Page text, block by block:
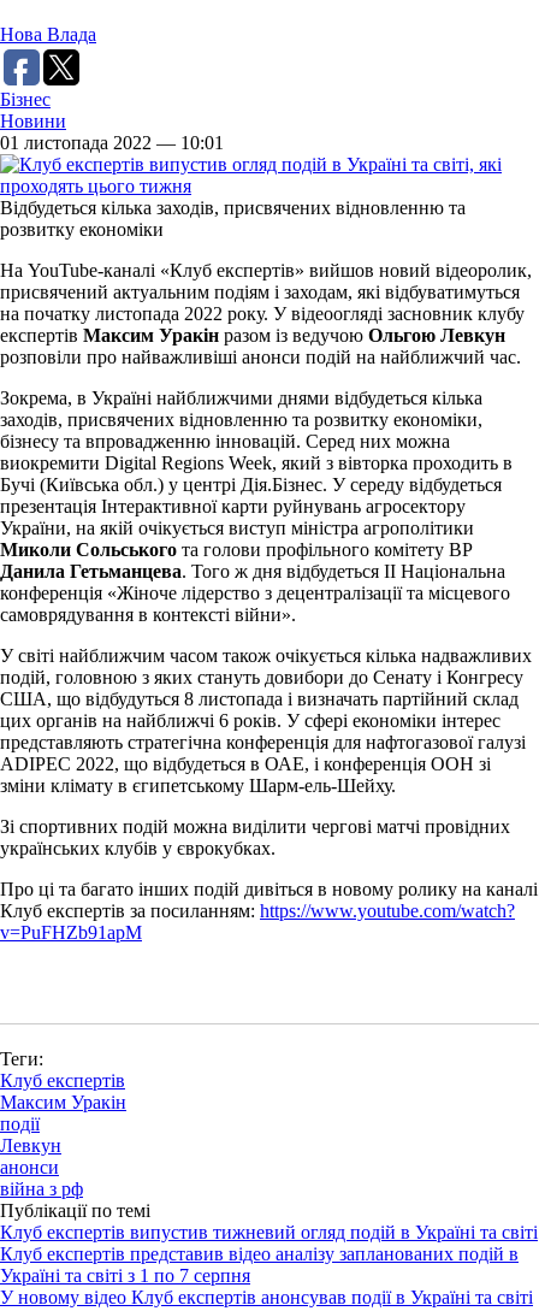
Нова Влада
Бізнес
Новини
01 листопада 2022 — 10:01
Відбудеться кілька заходів, присвячених відновленню та
розвитку економіки
На YouTube-каналі «Клуб експертів» вийшов новий відеоролик,
присвячений актуальним подіям і заходам, які відбуватимуться
на початку листопада 2022 року. У відеоогляді засновник клубу
експертів Максим Уракін разом із ведучою Ольгою Левкун
розповіли про найважливіші анонси подій на найближчий час.
Зокрема, в Україні найближчими днями відбудеться кілька
заходів, присвячених відновленню та розвитку економіки,
бізнесу та впровадженню інновацій. Серед них можна
виокремити Digital Regions Week, який з вівторка проходить в
Бучі (Київська обл.) у центрі Дія.Бізнес. У середу відбудеться
презентація Інтерактивної карти руйнувань агросектору
України, на якій очікується виступ міністра агрополітики
Миколи Сольського та голови профільного комітету ВР
Данила Гетьманцева. Того ж дня відбудеться II Національна
конференція «Жіноче лідерство з децентралізації та місцевого
самоврядування в контексті війни».
У світі найближчим часом також очікується кілька надважливих
подій, головною з яких стануть довибори до Сенату і Конгресу
США, що відбудуться 8 листопада і визначать партійний склад
цих органів на найближчі 6 років. У сфері економіки інтерес
представляють стратегічна конференція для нафтогазової галузі
ADIPEC 2022, що відбудеться в ОАЕ, і конференція ООН зі
зміни клімату в єгипетському Шарм-ель-Шейху.
Зі спортивних подій можна виділити чергові матчі провідних
українських клубів у єврокубках.
Про ці та багато інших подій дивіться в новому ролику на каналі
Клуб експертів за посиланням: https://www.youtube.com/watch?
v=PuFHZb91apM
Теги:
Клуб експертів
Максим Уракін
події
Левкун
анонси
війна з рф
Публікації по темі
Клуб експертів випустив тижневий огляд подій в Україні та світі
Клуб експертів представив відео аналізу запланованих подій в
Україні та світі з 1 по 7 серпня
У новому відео Клуб експертів анонсував події в Україні та світі